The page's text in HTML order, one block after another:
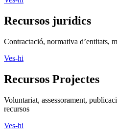
Recursos jurídics
Contractació, normativa d’entitats,
Ves-hi
Recursos Projectes
Voluntariat, assessorament,
recursos
Ves-hi